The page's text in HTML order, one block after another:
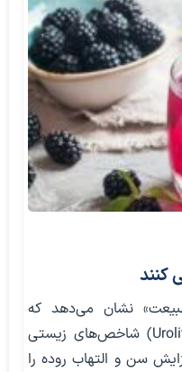
کنند
نشان می‌دهد که
مکمل‌های «یورولیتین آ» (Urolithin A) شاخص‌های زیستی
سن و التهاب روده را